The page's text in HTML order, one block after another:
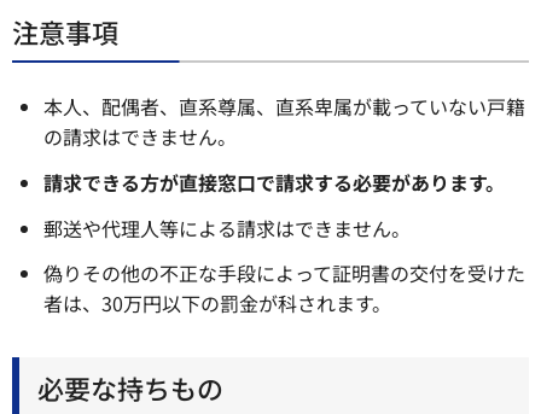
注意事項
本人、配偶者、直系尊属、直系卑属が載っていない戸籍
の請求はできません。
請求できる方が直接窓口で請求する必要があります。
郵送や代理人等による請求はできません。
偽りその他の不正な手段によって証明書の交付を受けた
者は、30万円以下の罰金が科されます。
必要な持ちもの